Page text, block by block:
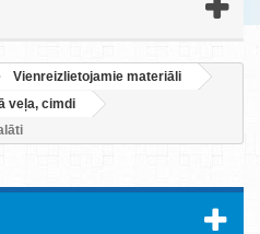
Vienreizlietojamie materiāli
veļa, cimdi